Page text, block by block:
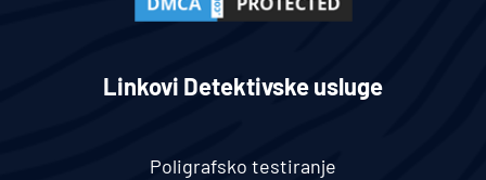
Linkovi Detektivske usluge
Poligrafsko testiranje